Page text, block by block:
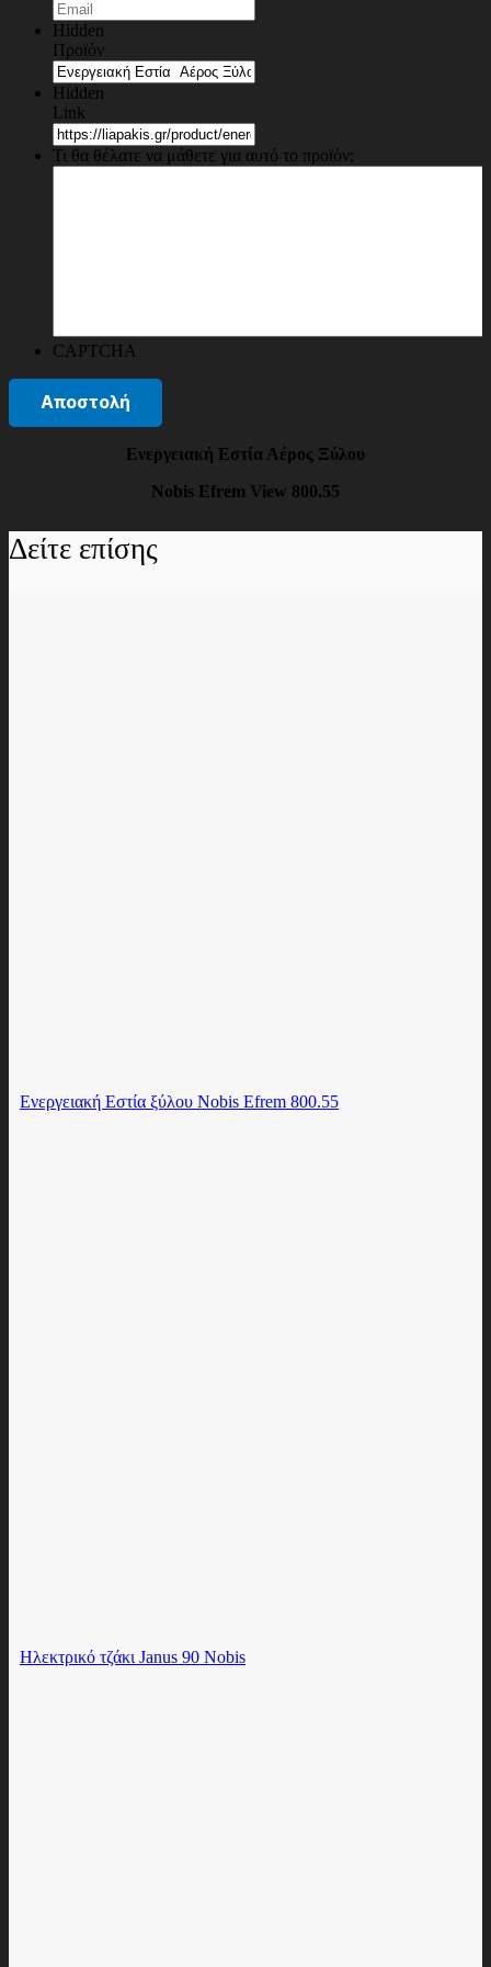
Hidden
Προϊόν
Hidden
Link
Τι θα θέλατε να μάθετε για αυτό το προϊόν;
CAPTCHA
Ενεργειακή Εστία Αέρος Ξύλου
Nobis Efrem View 800.55
Δείτε επίσης
Ενεργειακή Εστία ξύλου Nobis Efrem 800.55
Hλεκτρικό τζάκι Janus 90 Nobis